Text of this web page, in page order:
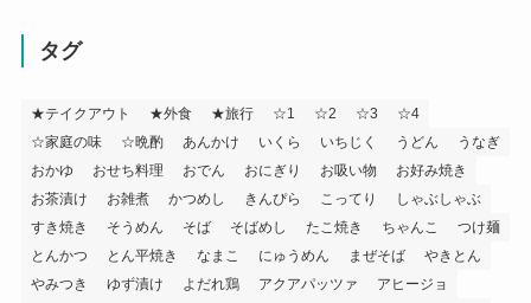
タグ
★テイクアウト ★外食 ★旅行 ☆1 ☆2 ☆3
☆4
☆家庭の味
☆晩酌 あんかけ いくら いちじく うどん
うなぎ
おかゆ
おせち料理 おでん おにぎり お吸い物
お好み焼き
お茶漬け
お雑煮 かつめし きんぴら こってり
しゃぶしゃぶ
すき焼き
そうめん そば そばめし たこ焼き ちゃんこ
つけ麺
とんかつ
とん平焼き なまこ にゅうめん まぜそば
やきとん
やみつき
ゆず漬け よだれ鶏 アクアパッツァ
アヒージョ